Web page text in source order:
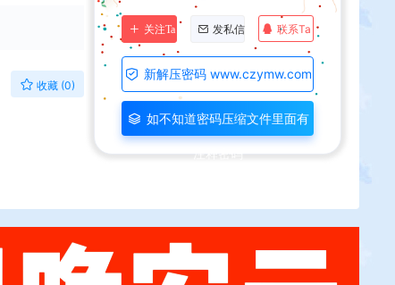
收藏 (0)
关注Ta 发私信 联系Ta
新解压密码 www.czymw.com
如不知道密码压缩文件里面有